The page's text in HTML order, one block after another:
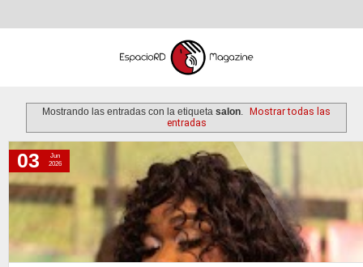
Mostrando las entradas con la etiquetasalon
Mostrar todas las
entradas
miércoles, 3 de junio de 2026
03
Jun
2026
martes, 21 de octubre de 2025
jueves, 30 de enero de 2025
lunes, 25 de marzo de 2024
miércoles, 28 de agosto de 2019